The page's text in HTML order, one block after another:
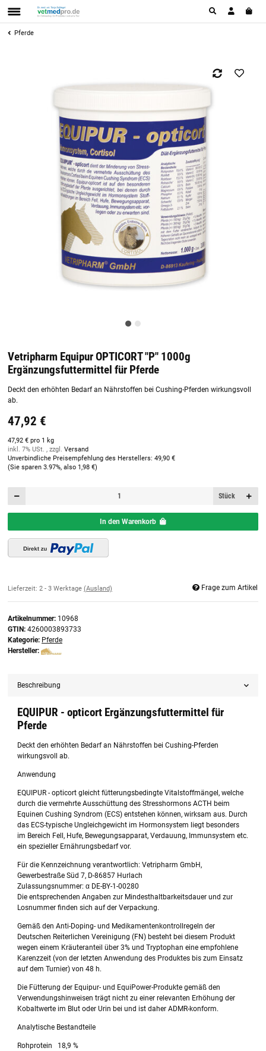
Pferde
Vetripharm Equipur OPTICORT "P" 1000g
Ergänzungsfuttermittel für Pferde
Deckt den erhöhten Bedarf an Nährstoffen bei Cushing-Pferden wirkungsvoll
ab.
47,92 €
47,92 € pro 1 kg
inkl. 7% USt. , zzgl. Versand
Unverbindliche Preisempfehlung des Herstellers: 49,90 €
(Sie sparen 3.97%, also 1,98 €)
Stück
In den Warenkorb
Lieferzeit: 2 - 3 Werktage (Ausland) Frage zum Artikel
Artikelnummer: 10968
GTIN: 4260003893733
Kategorie: Pferde
Hersteller:
Beschreibung
EQUIPUR - opticort Ergänzungsfuttermittel für
Pferde
Deckt den erhöhten Bedarf an Nährstoffen bei Cushing-Pferden
wirkungsvoll ab.
Anwendung
EQUIPUR - opticort gleicht fütterungsbedingte Vitalstoffmängel, welche
durch die vermehrte Ausschüttung des Stresshormons ACTH beim
Equinen Cushing Syndrom (ECS) entstehen können, wirksam aus. Durch
das ECS-typische Ungleichgewicht im Hormonsystem liegt besonders
im Bereich Fell, Hufe, Bewegungsapparat, Verdauung, Immunsystem etc.
ein spezieller Ernährungsbedarf vor.
Für die Kennzeichnung verantwortlich: Vetripharm GmbH,
Gewerbestraße Süd 7, D-86857 Hurlach
Zulassungsnummer: α DE-BY-1-00280
Die entsprechenden Angaben zur Mindesthaltbarkeitsdauer und zur
Losnummer finden sich auf der Verpackung.
Gemäß den Anti-Doping- und Medikamentenkontrollregeln der
Deutschen Reiterlichen Vereinigung (FN) besteht bei diesem Produkt
wegen einem Kräuteranteil über 3% und Tryptophan eine empfohlene
Karenzzeit (von der letzten Anwendung des Produktes bis zum Einsatz
auf dem Turnier) von 48 h.
Die Fütterung der Equipur- und EquiPower-Produkte gemäß den
Verwendungshinweisen trägt nicht zu einer relevanten Erhöhung der
Kobaltwerte im Blut oder Urin bei und ist daher ADMR-konform.
Analytische Bestandteile
Rohprotein 18,9 %